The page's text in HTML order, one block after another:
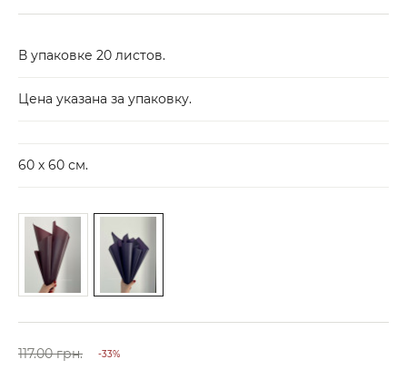
В упаковке 20 листов.
Цена указана за упаковку.
60 х 60 см.
117.00 грн. -33%